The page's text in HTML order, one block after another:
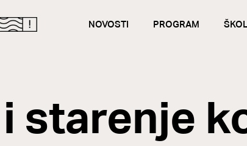
NOVOSTI PROGRAM
starenje